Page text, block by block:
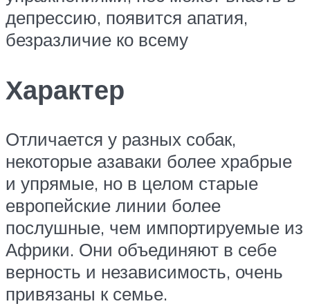
депрессию, появится апатия,
безразличие ко всему
Характер
Отличается у разных собак,
некоторые азаваки более храбрые
и упрямые, но в целом старые
европейские линии более
послушные, чем импортируемые из
Африки. Они объединяют в себе
верность и независимость, очень
привязаны к семье.